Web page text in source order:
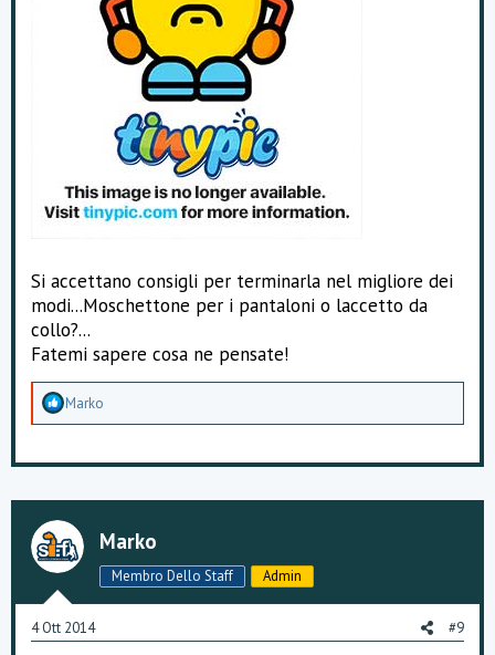
Si accettano consigli per terminarla nel migliore dei
modi...Moschettone per i pantaloni o laccetto da
collo?...
Fatemi sapere cosa ne pensate!
A
e
a
m
e
n
t
:
Marko
Marko
Membro Dello Staff Admin
4 Ott 2014 #9